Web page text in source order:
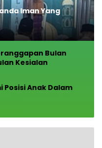
Iman Yang
Bulan
Kesialan
Anak Dalam